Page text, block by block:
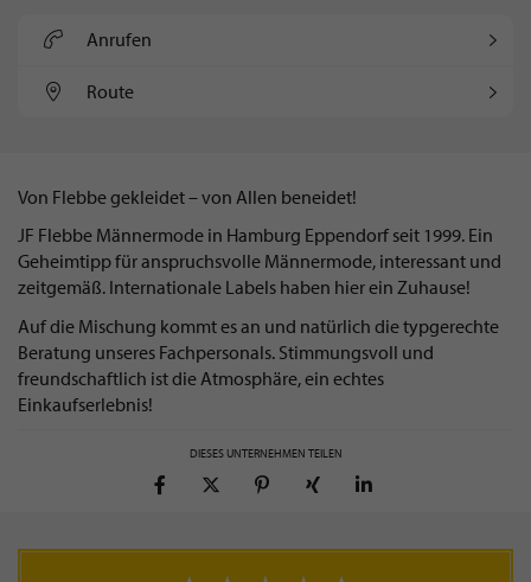
Anrufen
Route
Von Flebbe gekleidet – von Allen beneidet!
JF Flebbe Männermode in Hamburg Eppendorf seit 1999. Ein
Geheimtipp für anspruchsvolle Männermode, interessant und
zeitgemäß. Internationale Labels haben hier ein Zuhause!
Auf die Mischung kommt es an und natürlich die typgerechte
Beratung unseres Fachpersonals. Stimmungsvoll und
freundschaftlich ist die Atmosphäre, ein echtes
Einkaufserlebnis!
DIESES UNTERNEHMEN TEILEN